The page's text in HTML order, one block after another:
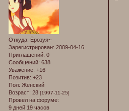
Откуда: Ёрозуя~
Зарегистрирован: 2009-04-16
Приглашений: 0
Сообщений: 638
Уважение: +16
Позитив: +23
Пол: Женский
Возраст: 28 [1997-11-25]
Провел на форуме:
9 дней 19 часов